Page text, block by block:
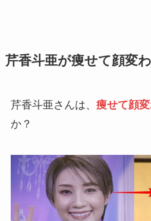
芹香斗亜が痩せて顔変
芹香斗亜さんは、 痩せて顔
か？